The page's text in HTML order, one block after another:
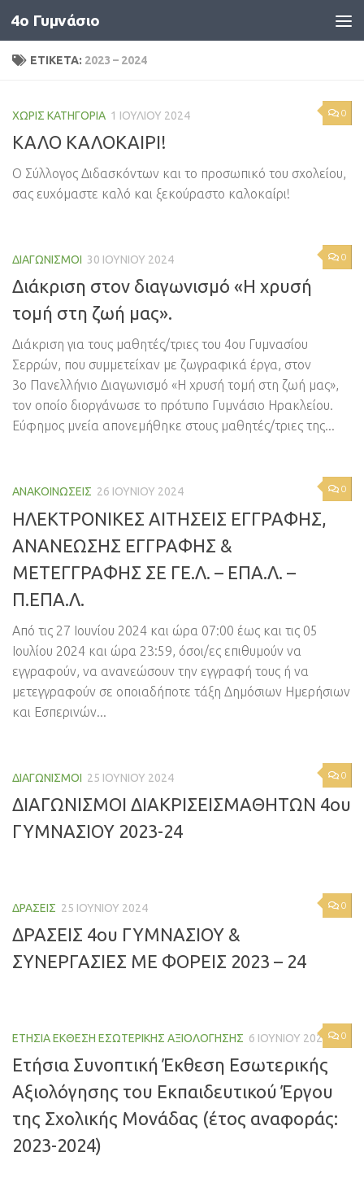
Skip to content
4o Γυμνάσιο
ΕΤΙΚΈΤΑ: 2023 – 2024
0
ΧΩΡΊΣ ΚΑΤΗΓΟΡΊΑ 1 ΙΟΥΛΊΟΥ 2024
ΚΑΛΟ ΚΑΛΟΚΑΙΡΙ!
Ο Σύλλογος Διδασκόντων και το προσωπικό του σχολείου,
σας ευχόμαστε καλό και ξεκούραστο καλοκαίρι!
0
ΔΙΑΓΩΝΙΣΜΟΊ 30 ΙΟΥΝΊΟΥ 2024
Διάκριση στον διαγωνισμό «Η χρυσή
τομή στη ζωή μας».
Διάκριση για τους μαθητές/τριες του 4ου Γυμνασίου
Σερρών, που συμμετείχαν με ζωγραφικά έργα, στον
3ο Πανελλήνιο Διαγωνισμό «Η χρυσή τομή στη ζωή μας»,
τον οποίο διοργάνωσε το πρότυπο Γυμνάσιο Ηρακλείου.
Εύφημος μνεία απονεμήθηκε στους μαθητές/τριες της...
0
ΑΝΑΚΟΙΝΏΣΕΙΣ 26 ΙΟΥΝΊΟΥ 2024
ΗΛΕΚΤΡΟΝΙΚΕΣ ΑΙΤΗΣΕΙΣ ΕΓΓΡΑΦΗΣ,
ΑΝΑΝΕΩΣΗΣ ΕΓΓΡΑΦΗΣ &
ΜΕΤΕΓΓΡΑΦΗΣ ΣΕ ΓΕ.Λ. – ΕΠΑ.Λ. –
Π.ΕΠΑ.Λ.
Από τις 27 Ιουνίου 2024 και ώρα 07:00 έως και τις 05
Ιουλίου 2024 και ώρα 23:59, όσοι/ες επιθυμούν να
εγγραφούν, να ανανεώσουν την εγγραφή τους ή να
μετεγγραφούν σε οποιαδήποτε τάξη Δημόσιων Ημερήσιων
και Εσπερινών...
0
ΔΙΑΓΩΝΙΣΜΟΊ 25 ΙΟΥΝΊΟΥ 2024
ΔΙΑΓΩΝΙΣΜΟΙ ΔΙΑΚΡΙΣΕΙΣΜΑΘΗΤΩΝ 4ου
ΓΥΜΝΑΣΙΟΥ 2023-24
0
ΔΡΆΣΕΙΣ 25 ΙΟΥΝΊΟΥ 2024
ΔΡΑΣΕΙΣ 4ου ΓΥΜΝΑΣΙΟΥ &
ΣΥΝΕΡΓΑΣΙΕΣ ΜΕ ΦΟΡΕΙΣ 2023 – 24
0
ΕΤΉΣΙΑ ΈΚΘΕΣΗ ΕΣΩΤΕΡΙΚΉΣ ΑΞΙΟΛΌΓΗΣΗΣ 6 ΙΟΥΝΊΟΥ 2024
Ετήσια Συνοπτική Έκθεση Εσωτερικής
Αξιολόγησης του Εκπαιδευτικού Έργου
της Σχολικής Μονάδας (έτος αναφοράς:
2023-2024)